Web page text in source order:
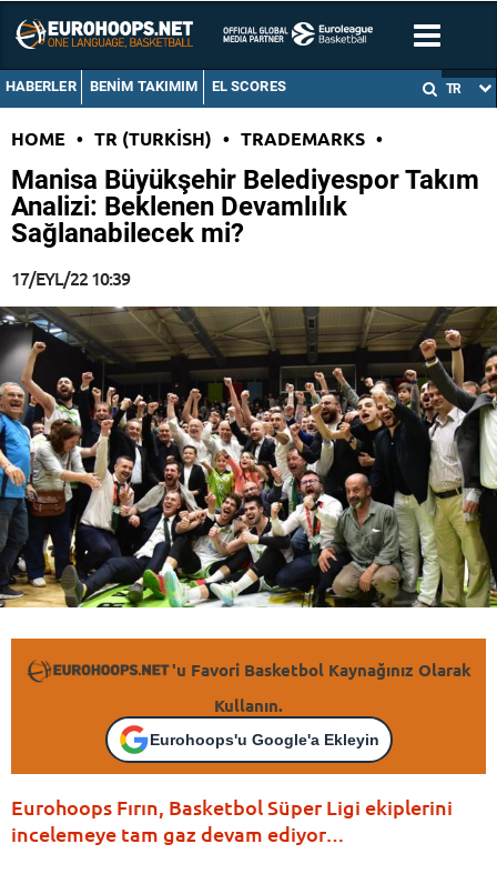
HABERLER BENIM TAKIMIM EL SCORES TR
HOME • TR (TURKISH) • TRADEMARKS •
Manisa Büyükşehir Belediyespor Takım
Analizi: Beklenen Devamlılık
Sağlanabilecek mi?
17/EYL/22 10:39
'u Favori Basketbol Kaynağınız Olarak
Kullanın.
Eurohoops'u Google'a Ekleyin
Eurohoops Fırın, Basketbol Süper Ligi ekiplerini
incelemeye tam gaz devam ediyor…